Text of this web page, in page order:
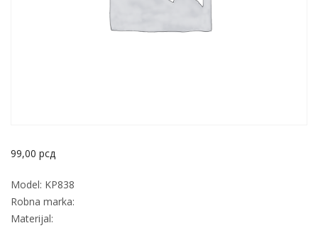
99,00 рсд
Model: KP838
Robna marka:
Materijal: